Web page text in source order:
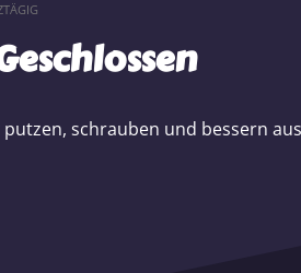
putzen, schrauben und bessern